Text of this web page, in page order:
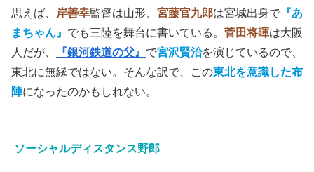
思えば、 岸善幸監督は山形、 宮藤官九郎は宮城出身で 『あ
まちゃん』 でも三陸を舞台に書いている。 菅田将暉は大阪
人だが、
『銀河鉄道の父』 で宮沢賢治を演じているので、
東北に無縁ではない。そんな訳で、この東北を意識した布
陣になったのかもしれない。
ソーシャルディスタンス野郎